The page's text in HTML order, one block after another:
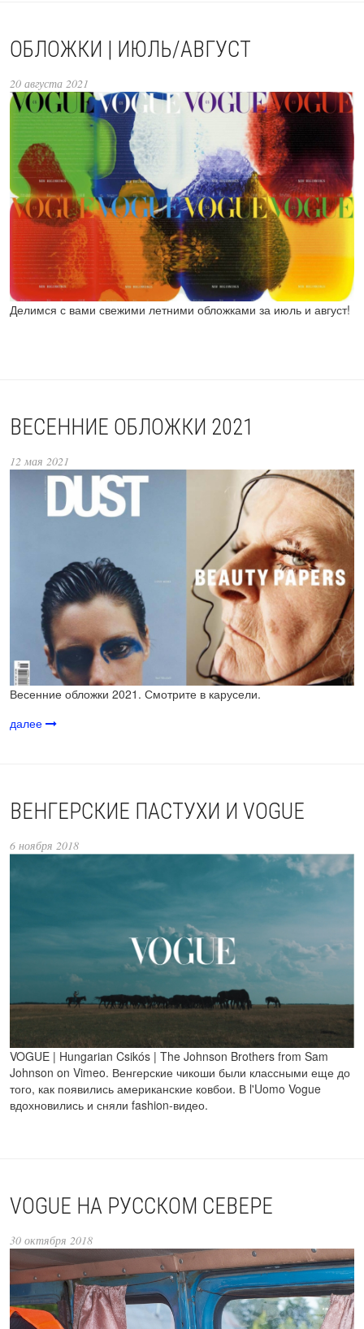
ОБЛОЖКИ | ИЮЛЬ/АВГУСТ
20 августа 2021
Делимся с вами свежими летними обложками за июль и август!
ВЕСЕННИЕ ОБЛОЖКИ 2021
12 мая 2021
Весенние обложки 2021. Смотрите в карусели.
далее
ВЕНГЕРСКИЕ ПАСТУХИ И VOGUE
6 ноября 2018
VOGUE | Hungarian Csikós | The Johnson Brothers from Sam
Johnson on Vimeo. Венгерские чикоши были классными еще до
того, как появились американские ковбои. В l'Uomo Vogue
вдохновились и сняли fashion-видео.
VOGUE НА РУССКОМ СЕВЕРЕ
30 октября 2018